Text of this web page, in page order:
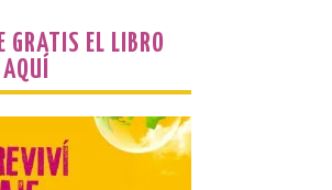
de […]
y música en
Don Juan en
de
GRATIS EL LIBRO
AQUÍ